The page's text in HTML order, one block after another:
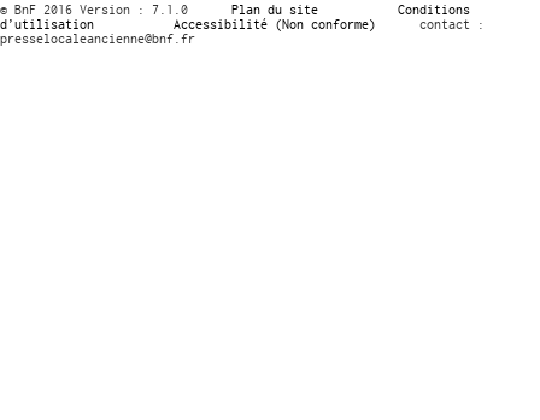
© BnF 2016 Version : 7.1.0 Plan du site
Conditions
d’utilisation
Accessibilité (Non conforme)
contact :
presselocaleancienne@bnf.fr